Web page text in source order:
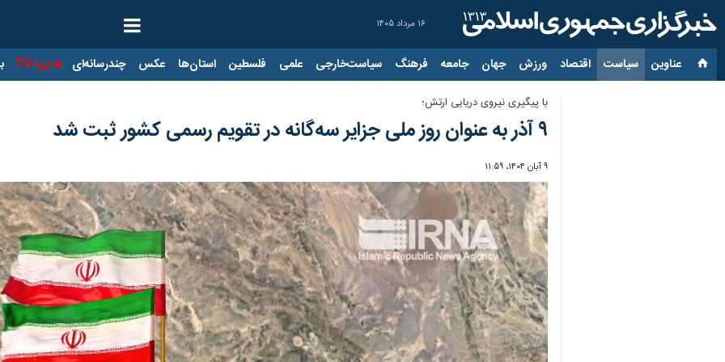
۱۶ مرداد ۱۴۰۵
عناوین‌ سیاست اقتصاد ورزش جهان جامعه فرهنگ سیاست‌خارجی علمی فلسطین استان‌ها عکس چندرسانه‌ای ایرنا TV
با پیگیری نیروی دریایی ارتش؛
۹ آذر به عنوان روز ملی جزایر سه‌گانه در تقویم رسمی کشور ثبت شد
۹ آبان ۱۴۰۴، ۱۱:۵۹